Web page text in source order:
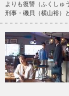
よりも復讐（ふくしゅ
刑事・磯貝（横山裕）